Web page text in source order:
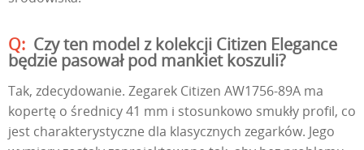
Czy ten model z kolekcji Citizen Elegance
będzie pasował pod mankiet koszuli?
Tak, zdecydowanie. Zegarek Citizen AW1756-89A ma
kopertę o średnicy 41 mm i stosunkowo smukły profil, co
jest charakterystyczne dla klasycznych zegarków. Jego